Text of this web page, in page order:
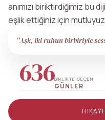
anımızı biriktirdiğimiz bu
eşlik ettiğiniz için
"Aşk, iki ruhun birbiriyle
636BIRLIKTE GEÇEN
GÜNLER